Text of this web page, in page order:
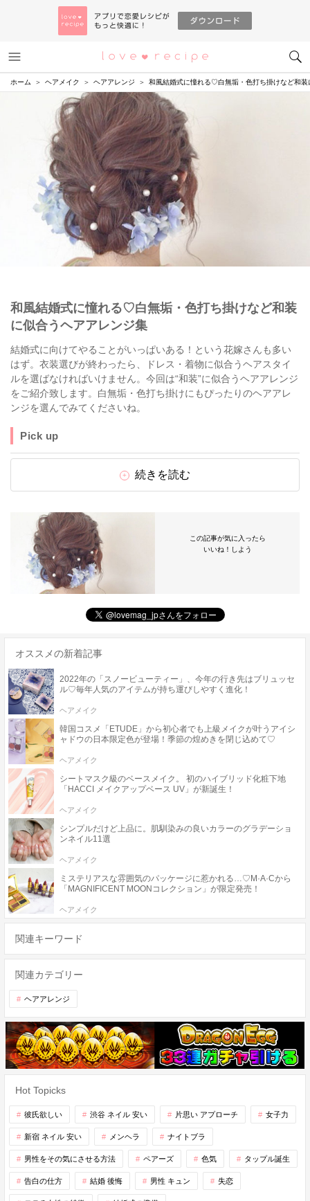
恋愛レシピ
ホーム ヘアメイク ヘアアレンジ 和風結婚式に憧れる♡白無垢・色打ち掛けなど和装
和風結婚式に憧れる♡白無垢・色打ち掛けなど和装
に似合うヘアアレンジ集
結婚式に向けてやることがいっぱいある！という花嫁さんも多い
はず。衣装選びが終わったら、ドレス・着物に似合うヘアスタイ
ルを選ばなければいけません。今回は“和装”に似合うヘアアレンジ
をご紹介致します。白無垢・色打ち掛けにもぴったりのヘアアレ
ンジを選んでみてくださいね。
Pick up
続きを読む
この記事が気に入ったら
いいね！しよう
オススメの新着記事
2022年の「スノービューティー」、今年の行き先はブリュッセ
ル♡毎年人気のアイテムが持ち運びしやすく進化！
ヘアメイク
韓国コスメ「ETUDE」から初心者でも上級メイクが叶うアイシ
ャドウの日本限定色が登場！季節の煌めきを閉じ込めて♡
ヘアメイク
シートマスク級のベースメイク。 初のハイブリッド化粧下地
「HACCI メイクアップベース UV」が新誕生！
ヘアメイク
シンプルだけど上品に。肌馴染みの良いカラーのグラデーショ
ンネイル11選
ヘアメイク
ミステリアスな雰囲気のパッケージに惹かれる…♡M·A·Cから
「MAGNIFICENT MOONコレクション」が限定発売！
ヘアメイク
関連キーワード
関連カテゴリー
ヘアアレンジ
Hot Topicks
彼氏欲しい 渋谷 ネイル 安い 片思い アプローチ 女子力
新宿 ネイル 安い メンヘラ ナイトブラ
男性をその気にさせる方法 ペアーズ 色気 タップル誕生
告白の仕方 結婚 後悔 男性 キュン 失恋